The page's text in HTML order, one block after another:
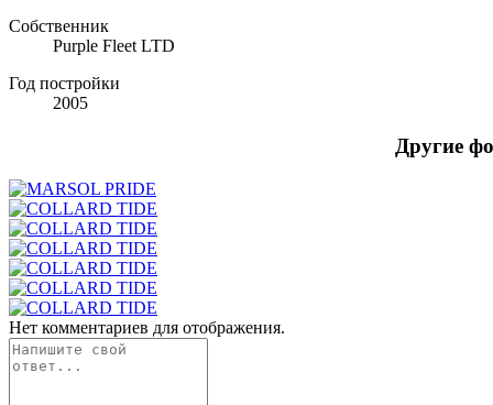
Собственник
Purple Fleet LTD
Год постройки
2005
Другие
Нет комментариев для отображения.